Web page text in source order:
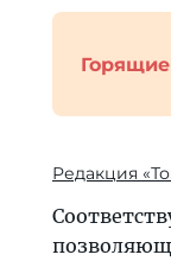
Редакция